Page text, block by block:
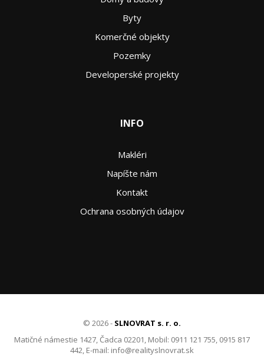
Byty
Komerčné objekty
Pozemky
Developerské projekty
INFO
Makléri
Napíšte nám
Kontakt
Ochrana osobných údajov
© 2026 - SLNOVRAT s. r. o.
Matičné námestie 1427, Čadca 02201, Mobil: 0911 121 755, 0915 817
442, E-mail: info@realityslnovrat.sk